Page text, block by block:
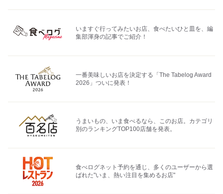
いますぐ行ってみたいお店、食べたいひと皿を、編
集部渾身の記事でご紹介！
一番美味しいお店を決定する「The Tabelog Award
2026」ついに発表！
うまいもの、いま食べるなら、このお店。カテゴリ
別のランキングTOP100店舗を発表。
食べログネット予約を通じ、多くのユーザーから選
ばれた"いま、熱い注目を集めるお店"